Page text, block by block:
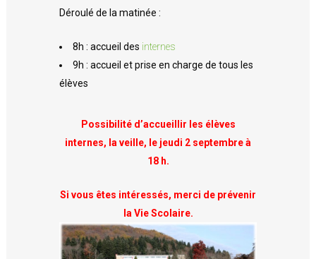
Déroulé de la matinée :
8h : accueil des internes
9h : accueil et prise en charge de tous les
élèves
Possibilité d’accueillir les élèves
internes, la veille, le jeudi 2 septembre à
18 h.
Si vous êtes intéressés, merci de prévenir
la Vie Scolaire.